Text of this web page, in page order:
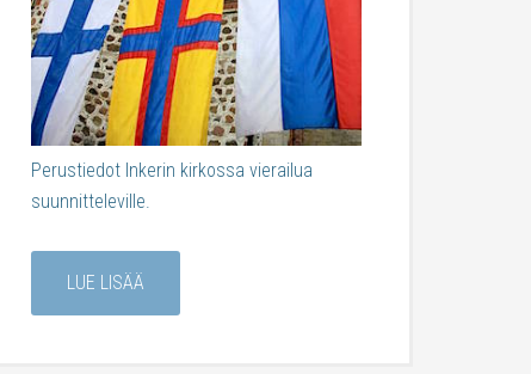
Perustiedot Inkerin kirkossa vierailua
suunnitteleville.
LUE LISÄÄ